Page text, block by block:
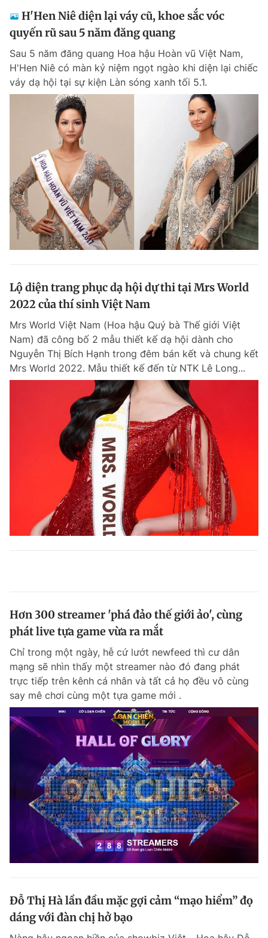
H'Hen Niê diện lại váy cũ, khoe sắc vóc
quyến rũ sau 5 năm đăng quang
Sau 5 năm đăng quang Hoa hậu Hoàn vũ Việt Nam,
H'Hen Niê có màn kỷ niệm ngọt ngào khi diện lại chiếc
váy dạ hội tại sự kiện Làn sóng xanh tối 5.1.
Lộ diện trang phục dạ hội dự thi tại Mrs World
2022 của thí sinh Việt Nam
Mrs World Việt Nam (Hoa hậu Quý bà Thế giới Việt
Nam) đã công bố 2 mẫu thiết kế dạ hội dành cho
Nguyễn Thị Bích Hạnh trong đêm bán kết và chung kết
Mrs World 2022. Mẫu thiết kế đến từ NTK Lê Long...
Hơn 300 streamer 'phá đảo thế giới ảo', cùng
phát live tựa game vừa ra mắt
Chỉ trong một ngày, hễ cứ lướt newfeed thì cư dân
mạng sẽ nhìn thấy một streamer nào đó đang phát
trực tiếp trên kênh cá nhân và tất cả họ đều vô cùng
say mê chơi cùng một tựa game mới .
Đỗ Thị Hà lần đầu mặc gợi cảm “mạo hiểm” đọ
dáng với đàn chị hở bạo